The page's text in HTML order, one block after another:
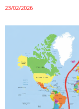
23/02/2026